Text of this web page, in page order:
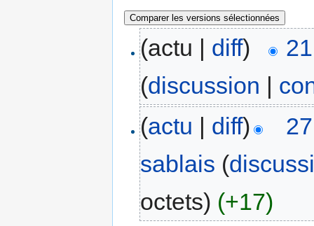
(actu | diff)
(discussion |
(actu | diff)
sablais (
octets) (+17)